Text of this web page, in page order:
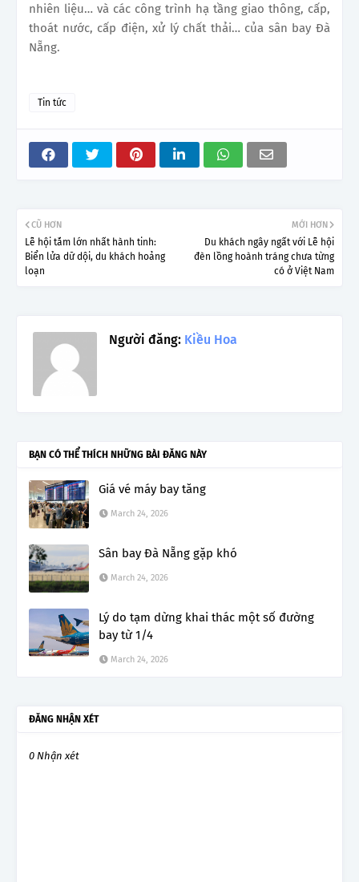
nhiên liệu… và các công trình hạ tầng giao thông, cấp,
thoát nước, cấp điện, xử lý chất thải… của sân bay Đà
Nẵng.
Tin tức
MỚI HƠN
Du khách ngây ngất với Lễ hội
đèn lồng hoành tráng chưa từng
có ở Việt Nam
CŨ HƠN
Lễ hội tắm lớn nhất hành tinh:
Biển lửa dữ dội, du khách hoảng
loạn
Người đăng: Kiều Hoa
BẠN CÓ THỂ THÍCH NHỮNG BÀI ĐĂNG NÀY
Giá vé máy bay tăng
March 24, 2026
Sân bay Đà Nẵng gặp khó
March 24, 2026
Lý do tạm dừng khai thác một số đường
bay từ 1/4
March 24, 2026
ĐĂNG NHẬN XÉT
0 Nhận xét